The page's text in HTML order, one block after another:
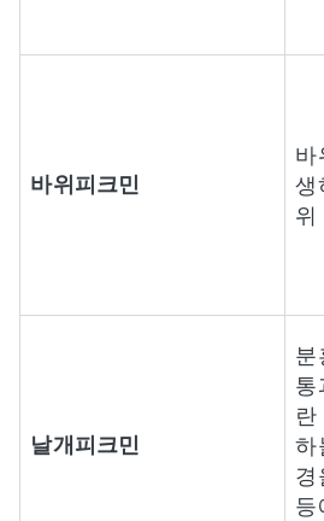
바위피크민
바
생
위
날개피크민
분
통
란
하
경
등